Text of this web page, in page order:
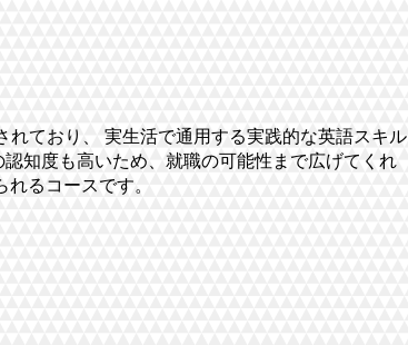
ており、 実生活で通用する実践的な英語スキル
知度も高いため、就職の可能性まで広げてくれ
るコースです。